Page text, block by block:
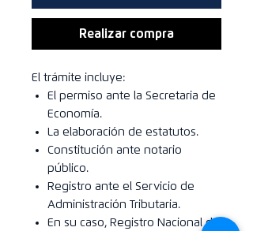
Realizar compra
El trámite incluye:
El permiso ante la Secretaria de
Economía.
La elaboración de estatutos.
Constitución ante notario
público.
Registro ante el Servicio de
Administración Tributaria.
En su caso, Registro Nacional de